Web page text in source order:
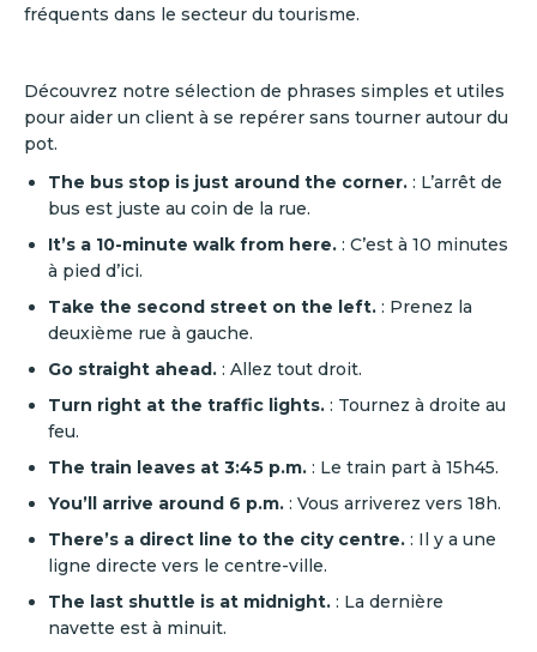
fréquents dans le secteur du tourisme.
Découvrez notre sélection de phrases simples et utiles
pour aider un client à se repérer sans tourner autour du
pot.
The bus stop is just around the corner. : L’arrêt de
bus est juste au coin de la rue.
It’s a 10-minute walk from here. : C’est à 10 minutes
à pied d’ici.
Take the second street on the left. : Prenez la
deuxième rue à gauche.
Go straight ahead. : Allez tout droit.
Turn right at the traffic lights. : Tournez à droite au
feu.
The train leaves at 3:45 p.m. : Le train part à 15h45.
You’ll arrive around 6 p.m. : Vous arriverez vers 18h.
There’s a direct line to the city centre. : Il y a une
ligne directe vers le centre-ville.
The last shuttle is at midnight. : La dernière
navette est à minuit.